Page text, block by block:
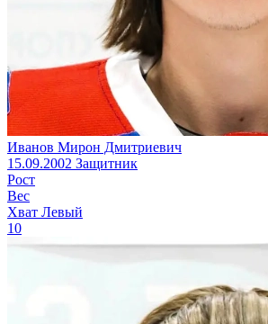
Иванов Мирон Дмитриевич
15.09.2002 Защитник
Рост
Вес
Хват Левый
10